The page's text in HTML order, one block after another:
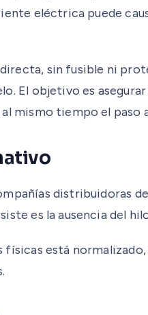
eléctrica puede
sin fusible ni
El objetivo es
tiempo el paso
distribuidoras
es la ausencia del
está